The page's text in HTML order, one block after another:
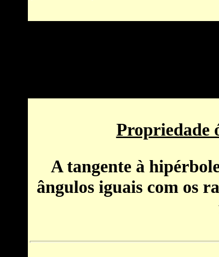
Propriedade
A tangente à
ângulos iguais com os